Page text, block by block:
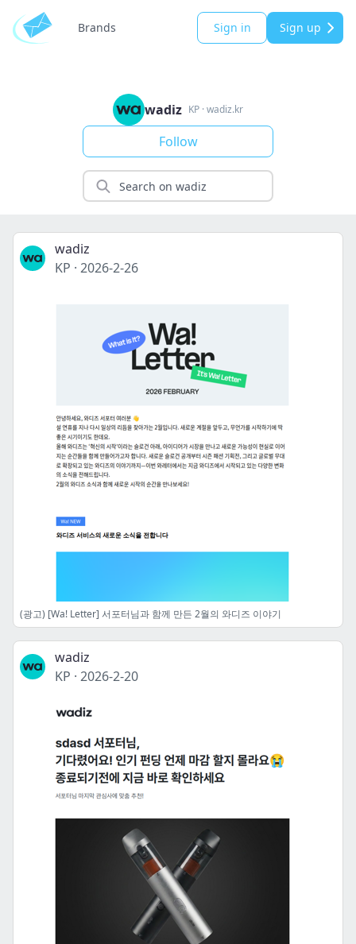
Brands Sign in Sign up
wadiz KP ·wadiz.kr
Follow
wadiz
KP · 2026-2-26
(광고) [Wa! Letter] 서포터님과 함께 만든 2월의 와디즈 이야기
wadiz
KP · 2026-2-20